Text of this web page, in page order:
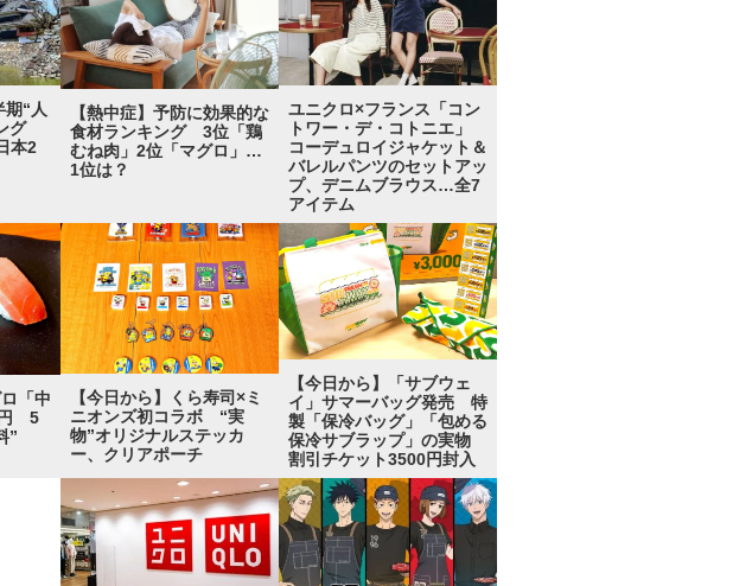
期“人
グ
本2
【熱中症】予防に効果的な
食材ランキング 3位「鶏
むね肉」2位「マグロ」…
1位は？
ユニクロ×フランス「コン
トワー・デ・コトニエ」
コーデュロイジャケット＆
バレルパンツのセットアッ
プ、デニムブラウス…全7
アイテム
「中
円 5
”
【今日から】くら寿司×ミ
ニオンズ初コラボ “実
物”オリジナルステッカ
ー、クリアポーチ
【今日から】「サブウェ
イ」サマーバッグ発売 特
製「保冷バッグ」「包める
保冷サブラップ」の実物
割引チケット3500円封入